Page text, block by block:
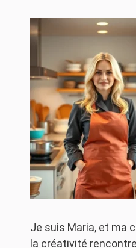
Je suis Maria, et ma
la créativité